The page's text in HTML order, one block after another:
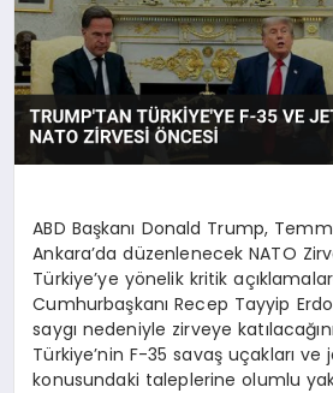
YAŞAM
ABD Başkanı Donald Trump,
Ankara’da düzenlenecek NATO
Türkiye’ye yönelik kritik
Cumhurbaşkanı Recep Tayyip
saygı nedeniyle zirveye
Türkiye’nin F-35 savaş uçakları ve
konusundaki taleplerine olumlu